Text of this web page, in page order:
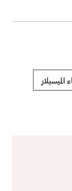
الميسيلار